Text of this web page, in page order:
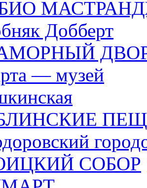
Добберт
— музей
СОБОР